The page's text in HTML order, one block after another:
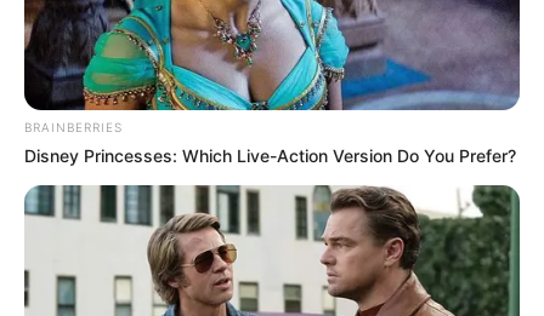
BRAINBERRIES
Disney Princesses: Which Live-Action Version Do You Prefer?